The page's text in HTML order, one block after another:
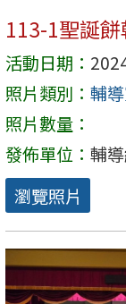
113-1聖誕
活動日期：
照片類別： 輔
照片數量：
發佈單位： 輔
瀏覽照片